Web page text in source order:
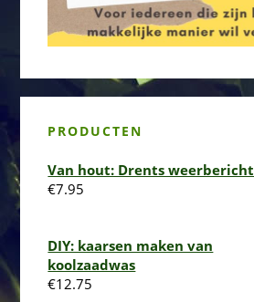
PRODUCTEN
Van hout: Drents weerbericht
€7.95
DIY: kaarsen maken van
koolzaadwas
€12.75